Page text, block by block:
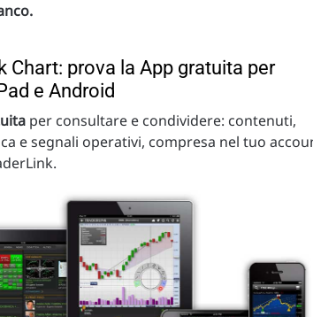
Chart: prova la App gratuita per
e Android
per consultare e condividere: contenuti,
e segnali operativi, compresa nel tuo